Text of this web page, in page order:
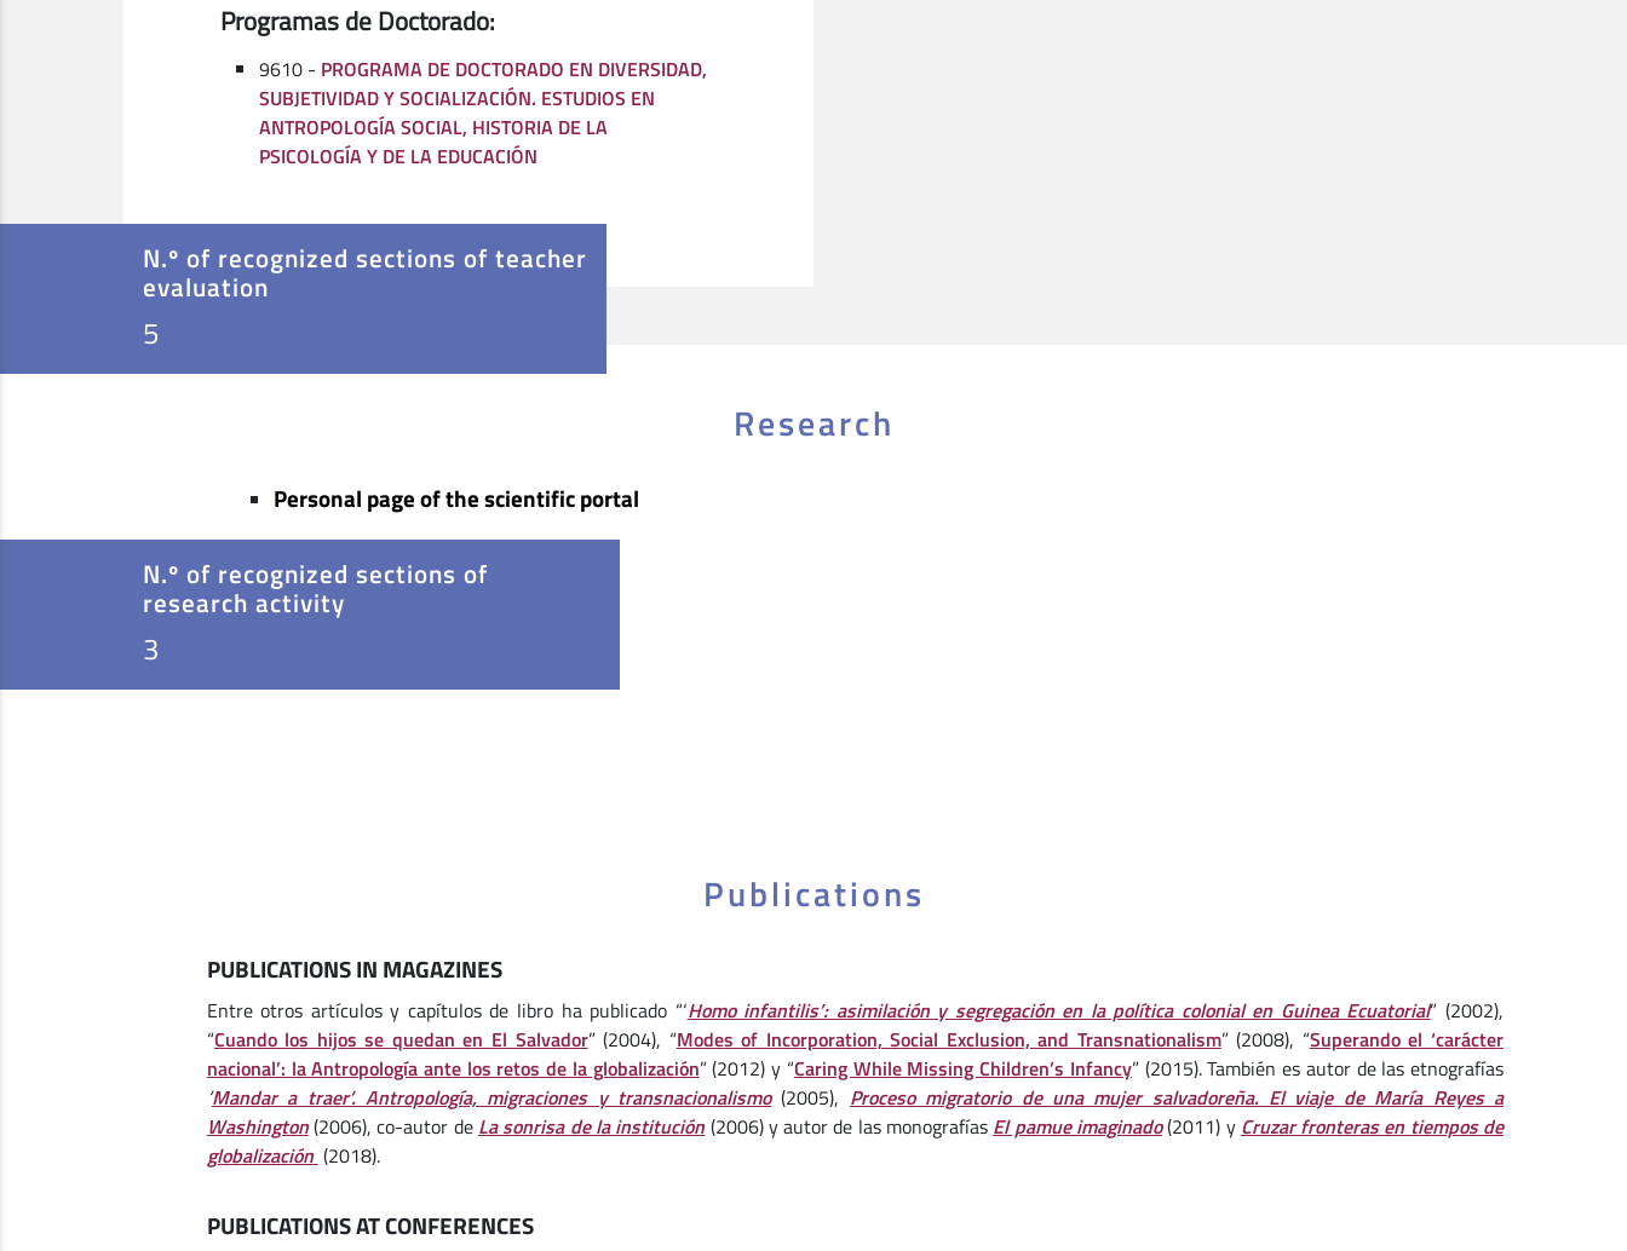
Programas de Doctorado:
9610 - PROGRAMA DE DOCTORADO EN DIVERSIDAD,
SUBJETIVIDAD Y SOCIALIZACIÓN. ESTUDIOS EN
ANTROPOLOGÍA SOCIAL, HISTORIA DE LA
PSICOLOGÍA Y DE LA EDUCACIÓN
N.º of recognized sections of teacher
evaluation
5
Research
Personal page of the scientific portal
N.º of recognized sections of
research activity
3
Publications
PUBLICATIONS IN MAGAZINES
Entre otros artículos y capítulos de libro ha publicado “‘Homo infantilis’: asimilación y segregación en la política colonial en Guinea Ecuatorial” (2002),
“Cuando los hijos se quedan en El Salvador” (2004), “Modes of Incorporation, Social Exclusion, and Transnationalism” (2008), “Superando el ‘carácter
nacional’: la Antropología ante los retos de la globalización” (2012) y “Caring While Missing Children’s Infancy” (2015). También es autor de las etnografías
‘Mandar a traer’. Antropología, migraciones y transnacionalismo(2005), Proceso migratorio de una mujer salvadoreña. El viaje de María Reyes a
Washington(2006), co-autor de La sonrisa de la institución(2006) y autor de las monografías El pamue imaginado(2011) y Cruzar fronteras en tiempos de
globalización (2018).
PUBLICATIONS AT CONFERENCES